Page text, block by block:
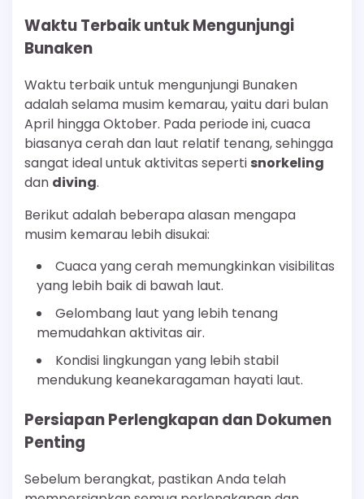
Waktu Terbaik untuk Mengunjungi
Bunaken
Waktu terbaik untuk mengunjungi Bunaken
adalah selama musim kemarau, yaitu dari bulan
April hingga Oktober. Pada periode ini, cuaca
biasanya cerah dan laut relatif tenang, sehingga
sangat ideal untuk aktivitas seperti snorkeling
dan diving.
Berikut adalah beberapa alasan mengapa
musim kemarau lebih disukai:
Cuaca yang cerah memungkinkan visibilitas
yang lebih baik di bawah laut.
Gelombang laut yang lebih tenang
memudahkan aktivitas air.
Kondisi lingkungan yang lebih stabil
mendukung keanekaragaman hayati laut.
Persiapan Perlengkapan dan Dokumen
Penting
Sebelum berangkat, pastikan Anda telah